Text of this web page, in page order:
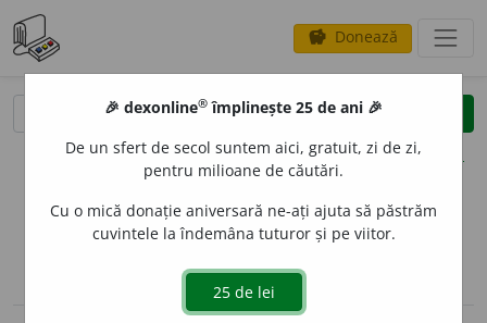
savings Donează
clear
opțiuni
sinteza definițiilor (2)
definiții (34)
pronunție volume_up
🎉 dexonline® împlinește 25 de ani 🎉
De un sfert de secol suntem aici, gratuit, zi de zi,
pentru milioane de căutări.
Cu o mică donație aniversară ne-ați ajuta să păstrăm
cuvintele la îndemâna tuturor și pe viitor.